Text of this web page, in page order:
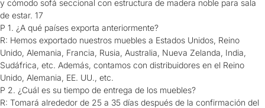
P 1. ¿A qué países exporta anteriormente?
R: Hemos exportado nuestros muebles a Estados Unidos, Reino
Unido, Alemania, Francia, Rusia, Australia, Nueva Zelanda, India,
Sudáfrica, etc. Además, contamos con distribuidores en el Reino
Unido, Alemania, EE. UU., etc.
P 2. ¿Cuál es su tiempo de entrega de los muebles?
R: Tomará alrededor de 25 a 35 días después de la confirmación del